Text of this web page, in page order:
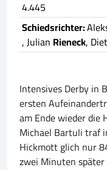
4.445
Schiedsrichter:
, Julian Rieneck,
Intensives Derby in
ersten
am Ende wieder die
Michael Bartuli traf
Hickmott glich nur
zwei Minuten